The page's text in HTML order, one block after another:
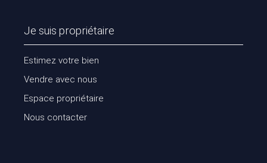
Je suis propriétaire
Estimez votre bien
Vendre avec nous
Espace propriétaire
Nous contacter